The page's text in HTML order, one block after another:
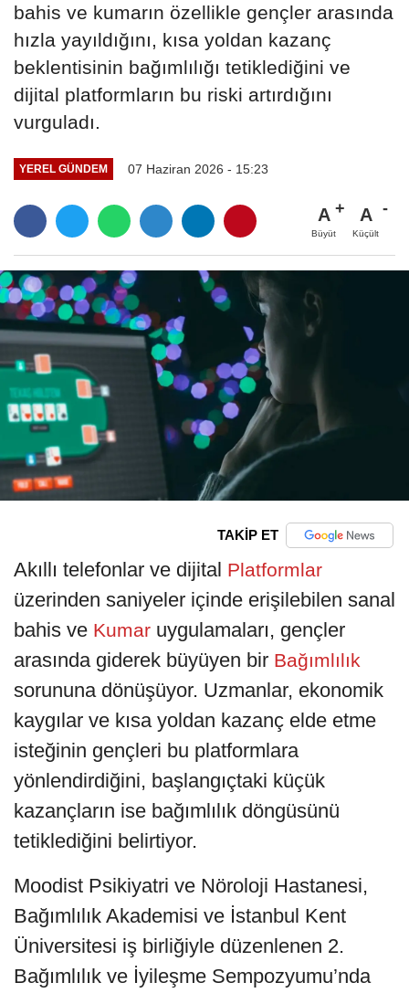
bahis ve kumarın özellikle gençler arasında
hızla yayıldığını, kısa yoldan kazanç
beklentisinin bağımlılığı tetiklediğini ve
dijital platformların bu riski artırdığını
vurguladı.
YEREL GÜNDEM 07 Haziran 2026 - 15:23
A
Büyüt
A
Küçült
TAKİP ET
Akıllı telefonlar ve dijital Platformlar
üzerinden saniyeler içinde erişilebilen sanal
bahis ve Kumar uygulamaları, gençler
arasında giderek büyüyen bir Bağımlılık
sorununa dönüşüyor. Uzmanlar, ekonomik
kaygılar ve kısa yoldan kazanç elde etme
isteğinin gençleri bu platformlara
yönlendirdiğini, başlangıçtaki küçük
kazançların ise bağımlılık döngüsünü
tetiklediğini belirtiyor.
Moodist Psikiyatri ve Nöroloji Hastanesi,
Bağımlılık Akademisi ve İstanbul Kent
Üniversitesi iş birliğiyle düzenlenen 2.
Bağımlılık ve İyileşme Sempozyumu’nda